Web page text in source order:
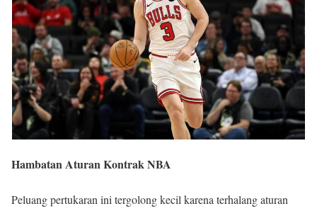
Hambatan Aturan Kontrak NBA
Peluang pertukaran ini tergolong kecil karena terhalang aturan